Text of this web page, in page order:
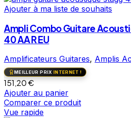
Ajouter à ma liste de souhaits
Ampli Combo Guitare
40 AA R EU
Amplificateurs Guitares, Amplis
MEILLEUR PRIX INTERNET !
151,20€
Ajouter au panier
Comparer ce produit
Vue rapide